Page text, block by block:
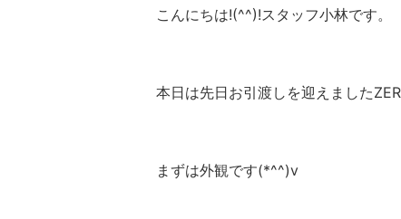
こんにちは!(^^)!スタッフ小林です。
本日は先日お引渡しを迎えました
まずは外観です(*^^)v